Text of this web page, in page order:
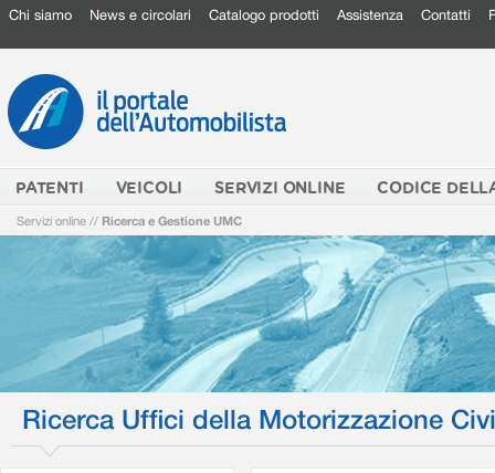
Chi siamo News e circolari Catalogo prodotti Assistenza Contatti
PATENTI VEICOLI SERVIZI ONLINE CODICE
Servizi online // Ricerca e Gestione UMC
Ricerca Uffici della Motorizzazione